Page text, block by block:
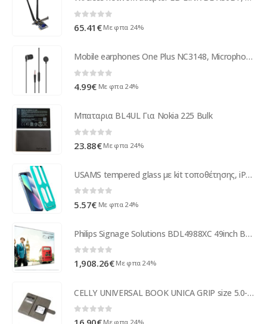
0out of 5
65.41 € Με φπα 24%
Mobile earphones One Plus NC3148, Microphone, Different colors - 20500
0out of 5
4.99€ Με φπα 24%
Μπαταρια BL4UL Για Nokia 225 Bulk
23.88€ Με φπα 24%
USAMS tempered glass με kit τοποθέτησης, iPhone 12/13 Pro Max & 14 Plus
5.57€ Με φπα 24%
Philips Signage Solutions BDL4988XC 49inch BDL4988XC/00
0 out of 5
1,908.26€ Με φπα 24%
CELLY UNIVERSAL BOOK UNICA GRIP size 5.0-5.5' pink
0 out of 5Με φπα 24%